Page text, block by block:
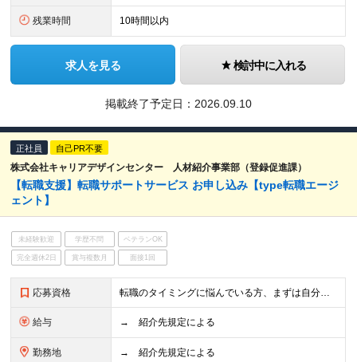
残業時間 10時間以内
求人を見る 検討中に入れる
掲載終了予定日： 2026.09.10
正社員 自己PR不要
株式会社キャリアデザインセンター 人材紹介事業部（登録促進課）
【転職支援】転職サポートサービス お申し込み【type転職エージ
ェント】
未経験歓迎 学歴不問 ベテランOK
完全週休2日 賞与複数月 面接1回
応募資格 転職のタイミングに悩んでいる方、まずは自分の選択肢を知りたい方など、まだ本格的な転職活動を始めていない方もぜひご相談ください。 【活かせる経験・スキル】 メリット3 応募書類・面接にプロのアドバ
給与 → 紹介先規定による
勤務地 → 紹介先規定による